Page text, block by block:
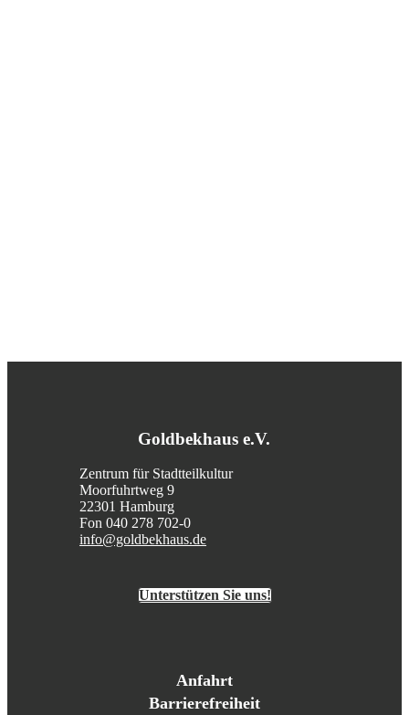
Goldbekhaus e.V.
Zentrum für Stadtteilkultur
Moorfuhrtweg 9
22301 Hamburg
Fon 040 278 702-0
info@goldbekhaus.de
Unterstützen Sie uns!
Anfahrt
Barrierefreiheit